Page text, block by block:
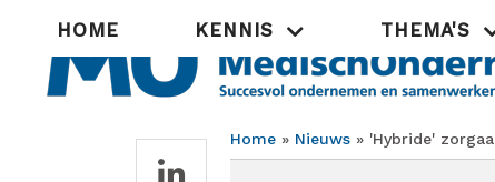
Hoofdnavigatie
HOME KENNIS THEMA'S
Home Nieuws 'Hybride'